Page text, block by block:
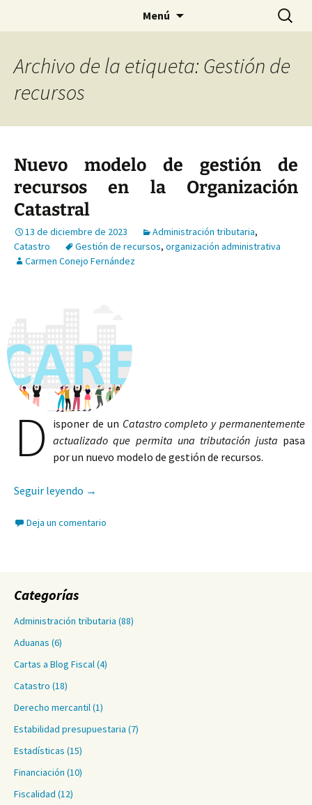
Menú Buscar:
Archivo de la etiqueta: Gestión de
recursos
Nuevo modelo de gestión de
recursos en la Organización
Catastral
13 de diciembre de 2023 Administración tributaria,
Catastro
Gestión de recursos, organización administrativa
Carmen Conejo Fernández
D isponer de un Catastro completo y permanentemente
actualizado que permita una tributación justa pasa
por un nuevo modelo de gestión de recursos.
Seguir leyendo Nuevo modelo de gestión de recursos en la
→
Deja un comentario
Categorías
Administración tributaria (88)
Aduanas (6)
Cartas a Blog Fiscal(4)
Catastro (18)
Derecho mercantil(1)
Estabilidad presupuestaria (7)
Estadísticas (15)
Financiación (10)
Fiscalidad (12)